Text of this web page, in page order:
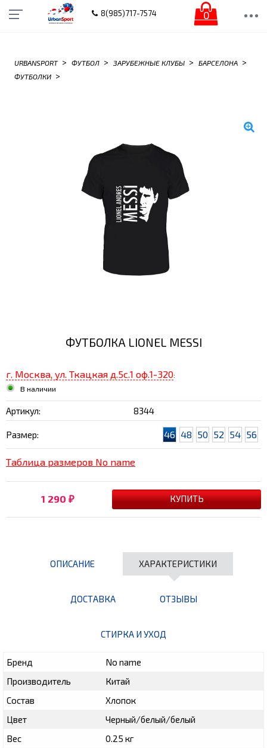
8(985)717-7574 0
URBANSPORT > ФУТБОЛ > ЗАРУБЕЖНЫЕ КЛУБЫ > БАРСЕЛОНА >
ФУТБОЛКИ >
ФУТБОЛКА LIONEL MESSI
г. Москва, ул. Ткацкая д.5с.1 оф.1-320:
В наличии
Артикул: 8344
Размер: 46 48 50 52 54 56
Таблица размеров No name
1 290 ₽
ОПИСАНИЕ ХАРАКТЕРИСТИКИ
ДОСТАВКА ОТЗЫВЫ
СТИРКА И УХОД
Бренд
No name
Производитель
Китай
Состав
Хлопок
Цвет
Черный/белый/белый
Вес
0.25 кг